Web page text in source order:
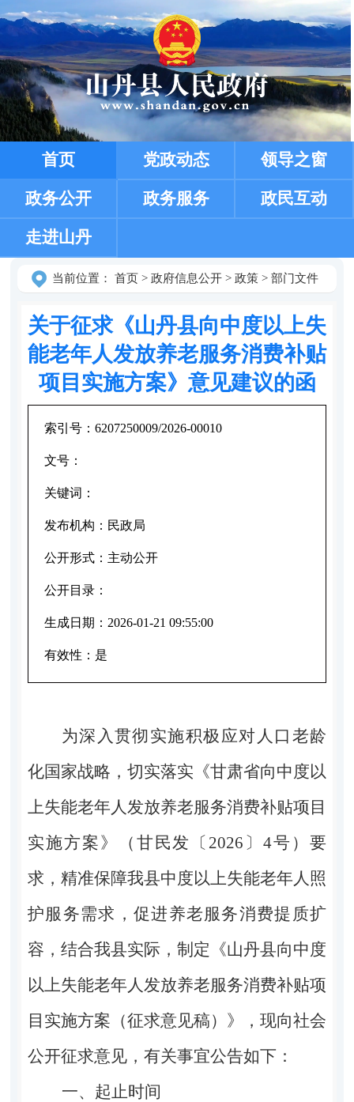
首页 党政动态 领导之窗
政务公开 政务服务 政民互动
走进山丹
当前位置： 首页> 政府信息公开> 政策> 部门文件
关于征求《山丹县向中度以上失
能老年人发放养老服务消费补贴
项目实施方案》意见建议的函
索引号： 6207250009/2026-00010
文号：
关键词：
发布机构： 民政局
公开形式： 主动公开
公开目录：
生成日期： 2026-01-21 09:55:00
有效性： 是
为深入贯彻实施积极应对人口老龄
化国家战略，切实落实《甘肃省向中度以
上失能老年人发放养老服务消费补贴项目
实施方案》（甘民发〔 2026 〕4号）要
求，精准保障我县中度以上失能老年人照
护服务需求，促进养老服务消费提质扩
容，结合我县实际，制定《山丹县向中度
以上失能老年人发放养老服务消费补贴项
目实施方案（征求意见稿）》，现向社会
公开征求意见，有关事宜公告如下：
一、起止时间